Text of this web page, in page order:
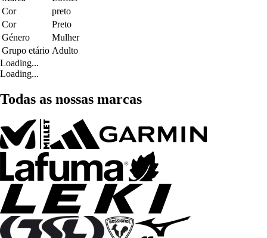
Cor
preto
Cor
Preto
Género
Mulher
Grupo etário Adulto
Loading...
Loading...
Todas as nossas marcas